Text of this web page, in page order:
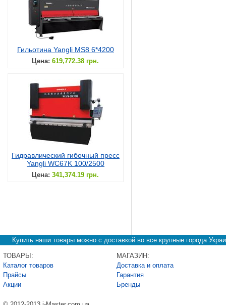
Гильотина Yangli MS8 6*4200
Цена: 619,772.38 грн.
Гидравлический гибочный пресс
Yangli WC67K 100/2500
Цена: 341,374.19 грн.
Купить наши товары можно с доставкой во все крупные города
ТОВАРЫ:
Каталог товаров
Прайсы
Акции
МАГАЗИН:
Доставка и оплата
Гарантия
Бренды